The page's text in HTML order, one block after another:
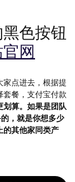
色按钮
网
家点进去，根据提
套餐，支付宝付款
划算。如果是团队
，就是你想多少
的其他家同类产